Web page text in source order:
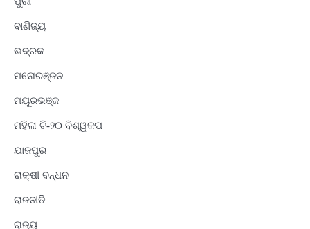
ବାଣିଜ୍ୟ
ଭଦ୍ରକ
ମନୋରଞ୍ଜନ
ମୟୂରଭଞ୍ଜ
ମହିଳା ଟି-୨୦ ବିଶ୍ୱକପ
ଯାଜପୁର
ରାକ୍ଷୀ ବନ୍ଧନ
ରାଜନୀତି
ରାଜ୍ୟ